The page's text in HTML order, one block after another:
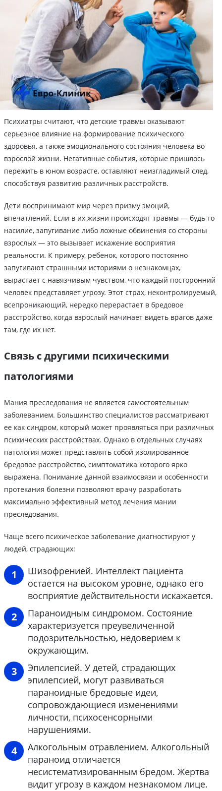
Психиатры считают, что детские травмы оказывают
серьезное влияние на формирование психического
здоровья, а также эмоционального состояния человека во
взрослой жизни. Негативные события, которые пришлось
пережить в юном возрасте, оставляют неизгладимый след,
способствуя развитию различных расстройств.
Дети воспринимают мир через призму эмоций,
впечатлений. Если в их жизни происходят травмы — будь то
насилие, запугивание либо ложные обвинения со стороны
взрослых — это вызывает искажение восприятия
реальности. К примеру, ребенок, которого постоянно
запугивают страшными историями о незнакомцах,
вырастает с навязчивым чувством, что каждый посторонний
человек представляет угрозу. Этот страх, неконтролируемый,
всепроникающий, нередко перерастает в бредовое
расстройство, когда взрослый начинает видеть врагов даже
там, где их нет.
Связь с другими психическими
патологиями
Мания преследования не является самостоятельным
заболеванием. Большинство специалистов рассматривают
ее как синдром, который может проявляться при различных
психических расстройствах. Однако в отдельных случаях
патология может представлять собой изолированное
бредовое расстройство, симптоматика которого ярко
выражена. Понимание данной взаимосвязи и особенности
протекания болезни позволяют врачу разработать
максимально эффективный метод лечения мании
преследования.
Чаще всего психическое заболевание диагностируют у
людей, страдающих:
Шизофренией. Интеллект пациента
остается на высоком уровне, однако его
восприятие действительности искажается.
Параноидным синдромом. Состояние
характеризуется преувеличенной
подозрительностью, недоверием к
окружающим.
Эпилепсией. У детей, страдающих
эпилепсией, могут развиваться
параноидные бредовые идеи,
сопровождающиеся изменениями
личности, психосенсорными
нарушениями.
Алкогольным отравлением. Алкогольный
параноид отличается
несистематизированным бредом. Жертва
видит угрозу в каждом незнакомом лице.